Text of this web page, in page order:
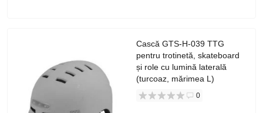
Cască GTS-H-039 TTG
pentru trotinetă, skateboard
și role cu lumină laterală
(turcoaz, mărimea L)
0